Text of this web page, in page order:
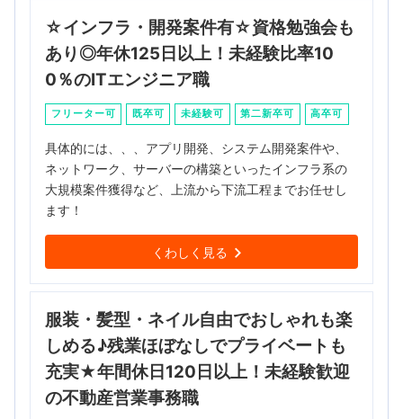
☆インフラ・開発案件有☆資格勉強会も
あり◎年休125日以上！未経験比率10
0％のITエンジニア職
フリーター可 既卒可 未経験可 第二新卒可 高卒可
具体的には、、、アプリ開発、システム開発案件や、
ネットワーク、サーバーの構築といったインフラ系の
大規模案件獲得など、上流から下流工程までお任せし
ます！
くわしく見る
服装・髪型・ネイル自由でおしゃれも楽
しめる♪残業ほぼなしでプライベートも
充実★年間休日120日以上！未経験歓迎
の不動産営業事務職